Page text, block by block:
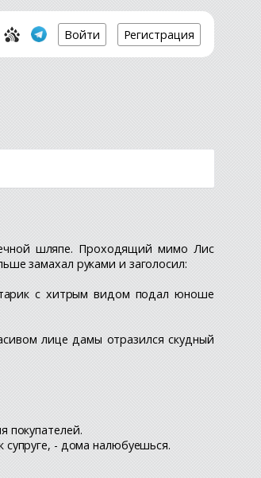
Войти Регистрация
шляпе. Проходящий мимо Лис
замахал руками и заголосил:
с хитрым видом подал юноше
лице дамы отразился скудный
покупателей.
- дома налюбуешься.